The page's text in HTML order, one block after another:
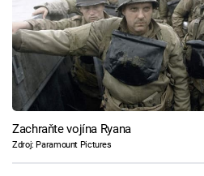
Zachraňte vojína Ryana
Zdroj: Paramount Pictures